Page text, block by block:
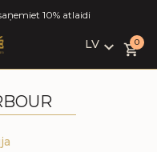
10% atlaidi
LV
LV
0